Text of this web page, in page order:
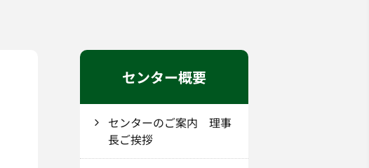
センター概要
センターのご案内 理事
長ご挨拶